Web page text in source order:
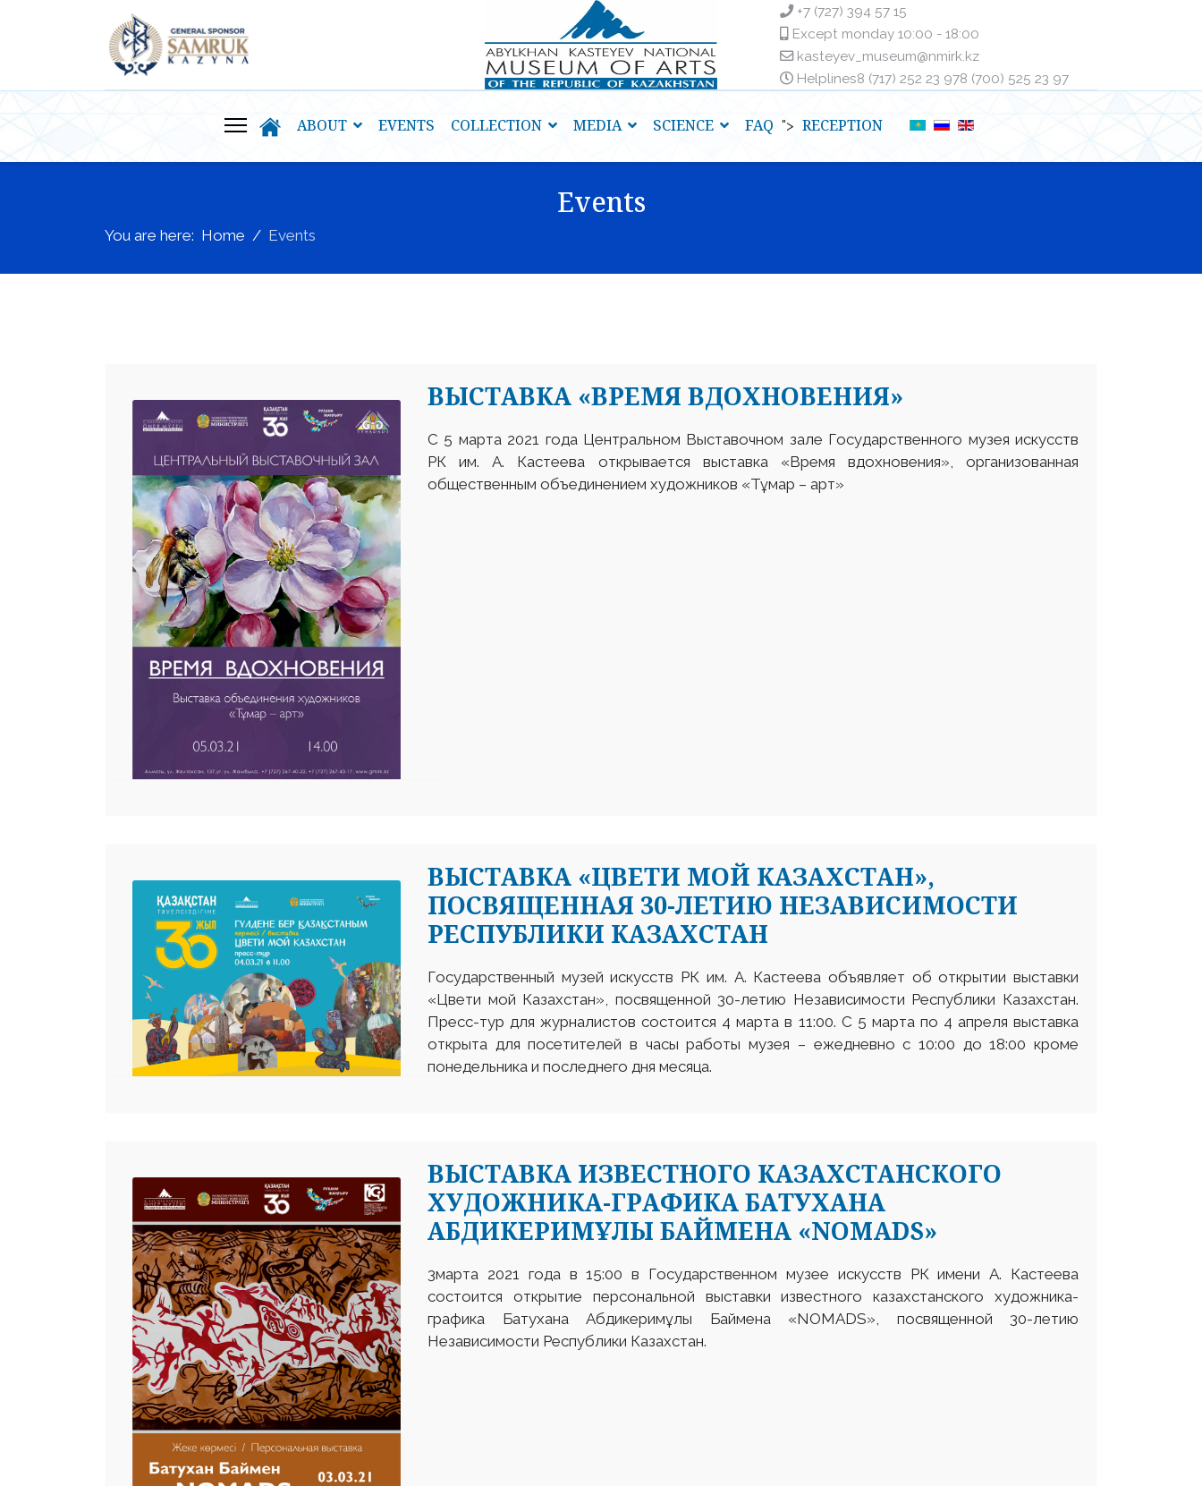
+7 (727) 394 57 15
Except monday 10:00 - 18:00
kasteyev_museum@nmirk.kz
Helplinesㅤ8 (717) 252 23 97ㅤㅤ8 (700) 525 23 97
ABOUT EVENTS COLLECTION MEDIA SCIENCE FAQ "> RECEPTION
Events
You are here: Home Events
ВЫСТАВКА «ВРЕМЯ ВДОХНОВЕНИЯ»
С 5 марта 2021 года Центральном Выставочном зале Государственного музея искусств
РК им. А. Кастеева открывается выставка «Время вдохновения», организованная
общественным объединением художников «Тұмар – арт»
ВЫСТАВКА «ЦВЕТИ МОЙ КАЗАХСТАН»,
ПОСВЯЩЕННАЯ 30-ЛЕТИЮ НЕЗАВИСИМОСТИ
РЕСПУБЛИКИ КАЗАХСТАН
Государственный музей искусств РК им. А. Кастеева объявляет об открытии выставки
«Цвети мой Казахстан», посвященной 30-летию Независимости Республики Казахстан.
Пресс-тур для журналистов состоится 4 марта в 11:00. С 5 марта по 4 апреля выставка
открыта для посетителей в часы работы музея – ежедневно с 10:00 до 18:00 кроме
понедельника и последнего дня месяца.
ВЫСТАВКА ИЗВЕСТНОГО КАЗАХСТАНСКОГО
ХУДОЖНИКА-ГРАФИКА БАТУХАНА
АБДИКЕРИМҰЛЫ БАЙМЕНА «NOMADS»
3марта 2021 года в 15:00 в Государственном музее искусств РК имени А. Кастеева
состоится открытие персональной выставки известного казахстанского художника-
графика Батухана Абдикеримұлы Баймена «NOMADS», посвященной 30-летию
Независимости Республики Казахстан.